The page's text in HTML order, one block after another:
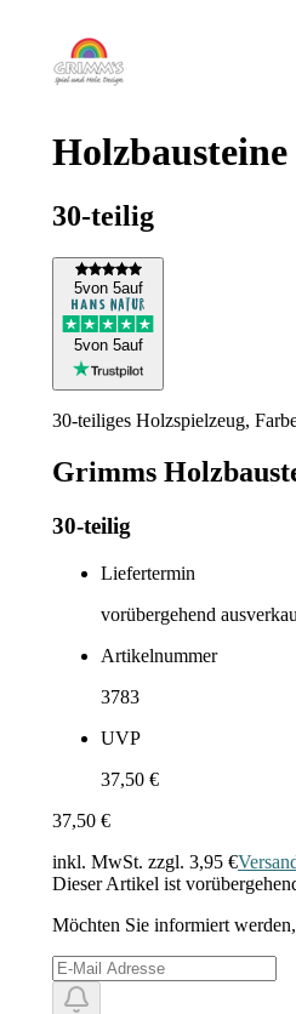
30-teilig
5von 5auf
5von 5auf
30-teiliges Holzspielzeug,
Grimms
30-teilig
Liefertermin
vorübergehend
Artikelnummer
3783
UVP
37,50 €
37,50 €
inkl. MwSt. zzgl. 3,95 €
Dieser Artikel ist
Möchten Sie informiert